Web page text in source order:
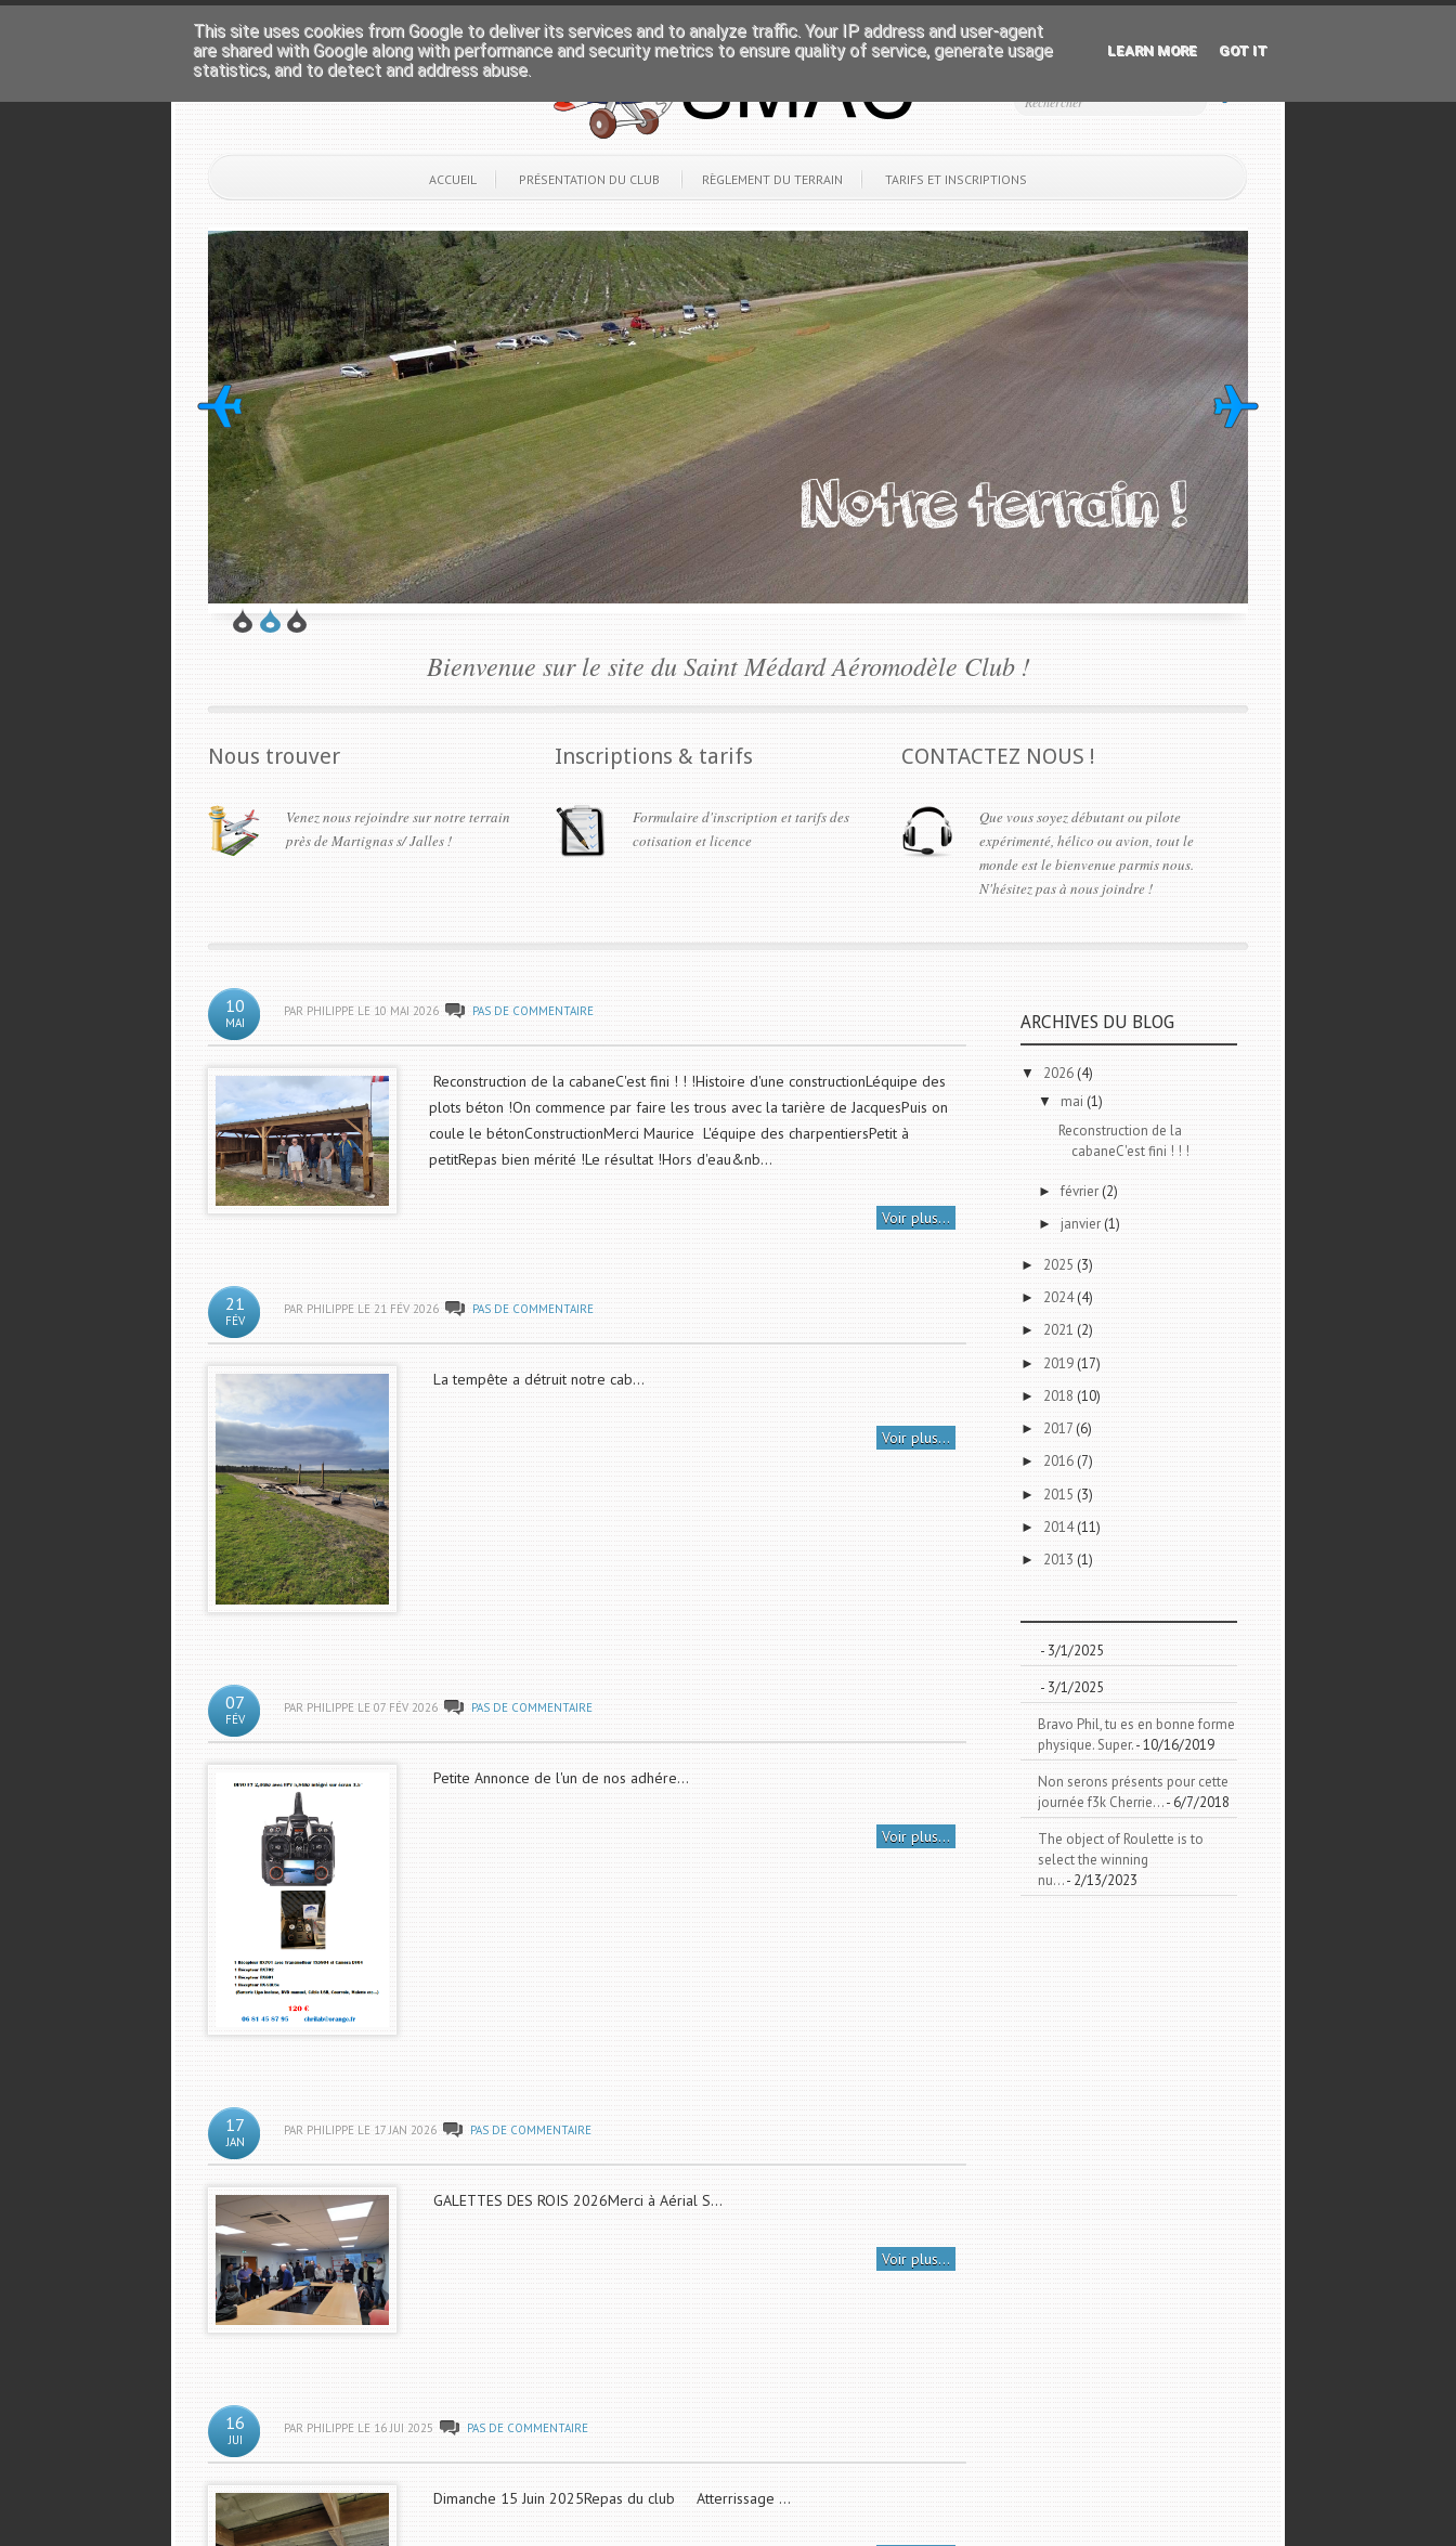
ACCUEIL PRÉSENTATION DU CLUB RÈGLEMENT DU TERRAIN TARIFS ET INSCRIPTIONS
Bienvenue sur le site du Saint Médard Aéromodèle Club !
Nous trouver
Venez nous rejoindre sur notre terrain
près de Martignas s/ Jalles !
Inscriptions & tarifs
Formulaire d'inscription et tarifs des
cotisation et licence
CONTACTEZ NOUS !
Que vous soyez débutant ou pilote
expérimenté, hélico ou avion, tout le
monde est le bienvenue parmis nous.
N'hésitez pas à nous joindre !
10
MAI
PAR PHILIPPE LE 10 MAI 2026 PAS DE COMMENTAIRE
Reconstruction de la cabaneC'est fini ! ! !Histoire d'une constructionLéquipe des
plots béton !On commence par faire les trous avec la tarière de JacquesPuis on
coule le bétonConstructionMerci Maurice L'équipe des charpentiersPetit à
petitRepas bien mérité !Le résultat !Hors d'eau&nb...
Voir plus...
21
FÉV
PAR PHILIPPE LE 21 FÉV 2026 PAS DE COMMENTAIRE
La tempête a détruit notre cab...
Voir plus...
07
FÉV
PAR PHILIPPE LE 07 FÉV 2026 PAS DE COMMENTAIRE
Petite Annonce de l'un de nos adhére...
Voir plus...
17
JAN
PAR PHILIPPE LE 17JAN 2026 PAS DE COMMENTAIRE
GALETTES DES ROIS 2026Merci à Aérial S...
Voir plus...
16
JUI
PAR PHILIPPE LE 16JUI 2025 PAS DE COMMENTAIRE
Dimanche 15 Juin 2025Repas du club Atterrissage ...
ARCHIVES DU BLOG
▼ 2026(4)
▼ mai (1)
Reconstruction de la
cabaneC'est fini ! ! !
►février(2)
► janvier(1)
► 2025 (3)
► 2024(4)
► 2021 (2)
► 2019 (17)
► 2018 (10)
► 2017(6)
► 2016(7)
► 2015(3)
► 2014(11)
► 2013 (1)
- 3/1/2025
- 3/1/2025
Bravo Phil, tu es en bonne forme
physique. Super.- 10/16/2019
Non serons présents pour cette
journée f3k Cherrie...- 6/7/2018
The object of Roulette is to
select the winning
nu...- 2/13/2023
This site uses cookies from Google to deliver its services and to analyze traffic. Your IP address and user-agent
are shared with Google along with performance and security metrics to ensure quality of service, generate usage
statistics, and to detect and address abuse.
LEARN MORE GOT IT